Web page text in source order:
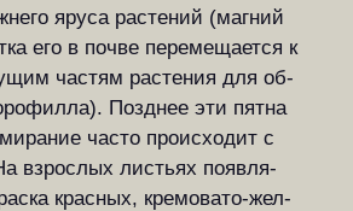
яру­са ра­с­те­ний (маг­ний
его в по­чве пе­ре­ме­ща­ет­ся к
ча­с­тям ра­с­те­ния для об­
По­зднее эти пят­на
ча­с­то про­ис­хо­дит с
взрослых ли­с­ть­ях по­яв­ля­
крас­ных, кре­мо­ва­то-жел­